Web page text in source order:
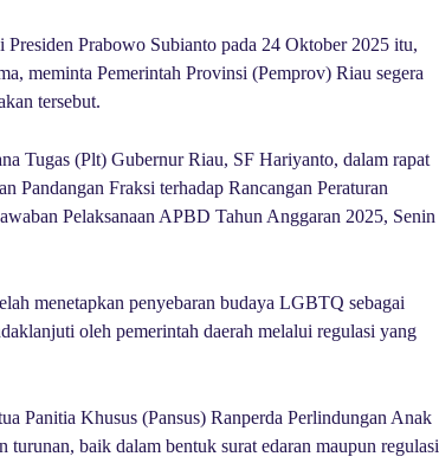
Prabowo Subianto pada 24 Oktober 2025 itu,
meminta Pemerintah Provinsi (Pemprov) Riau segera
tersebut.
Tugas (Plt) Gubernur Riau, SF Hariyanto, dalam rapat
Pandangan Fraksi terhadap Rancangan Peraturan
Pelaksanaan APBD Tahun Anggaran 2025, Senin
menetapkan penyebaran budaya LGBTQ sebagai
oleh pemerintah daerah melalui regulasi yang
Panitia Khusus (Pansus) Ranperda Perlindungan Anak
turunan, baik dalam bentuk surat edaran maupun regulasi